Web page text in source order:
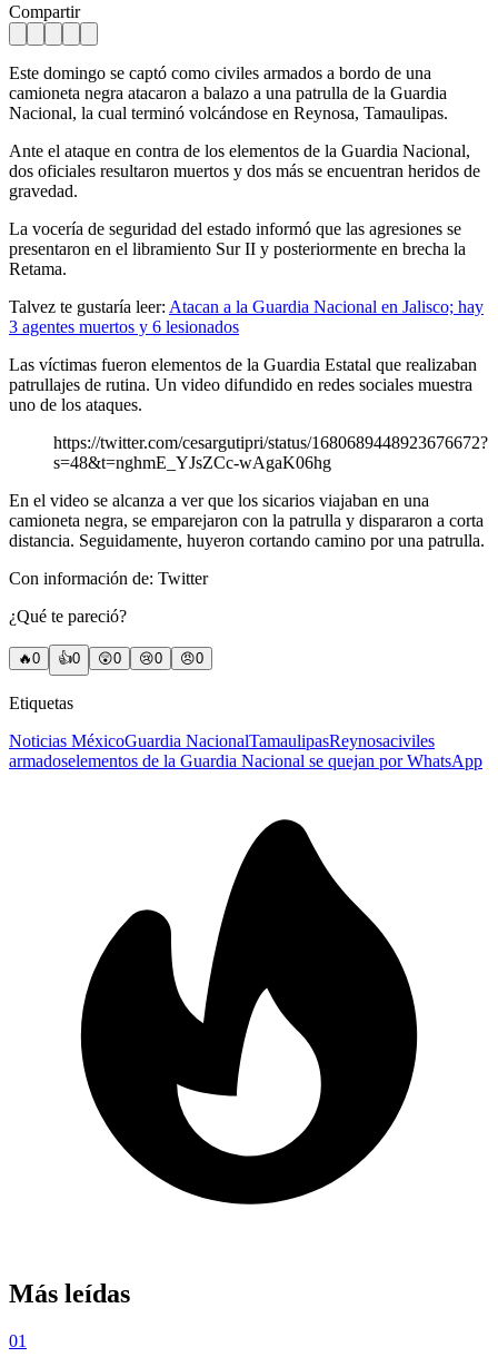
Compartir
Este domingo se captó como civiles armados a bordo de una
camioneta negra atacaron a balazo a una patrulla de la Guardia
Nacional, la cual terminó volcándose en Reynosa, Tamaulipas.
Ante el ataque en contra de los elementos de la Guardia Nacional,
dos oficiales resultaron muertos y dos más se encuentran heridos de
gravedad.
La vocería de seguridad del estado informó que las agresiones se
presentaron en el libramiento Sur II y posteriormente en brecha la
Retama.
Talvez te gustaría leer: Atacan a la Guardia Nacional en Jalisco; hay
3 agentes muertos y 6 lesionados
Las víctimas fueron elementos de la Guardia Estatal que realizaban
patrullajes de rutina. Un video difundido en redes sociales muestra
uno de los ataques.
https://twitter.com/cesargutipri/status/1680689448923676672?
s=48&t=nghmE_YJsZCc-wAgaK06hg
En el video se alcanza a ver que los sicarios viajaban en una
camioneta negra, se emparejaron con la patrulla y dispararon a corta
distancia. Seguidamente, huyeron cortando camino por una patrulla.
Con información de: Twitter
¿Qué te pareció?
🔥0 👍0 😲0 😢0 😠0
Etiquetas
Noticias MéxicoGuardia NacionalTamaulipasReynosaciviles
armadoselementos de la Guardia Nacional se quejan por WhatsApp
Más leídas
01